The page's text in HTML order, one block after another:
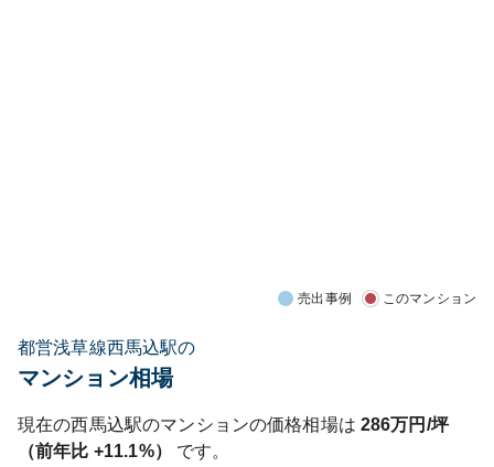
売出事例 このマンション
都営浅草線西馬込駅の
マンション相場
現在の西馬込駅のマンションの価格相場は 286万円/坪
（前年比 +11.1%）
です。